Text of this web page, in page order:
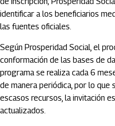
identificar a los beneficiarios
las fuentes oficiales.
Según Prosperidad Social, el
conformación de las bases de
programa se realiza cada 6
de manera periódica, por lo que
escasos recursos, la invitación
actualizados.